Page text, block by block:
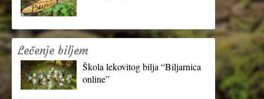
Lečenje biljem
Škola lekovitog bilja “Biljarnica
online”